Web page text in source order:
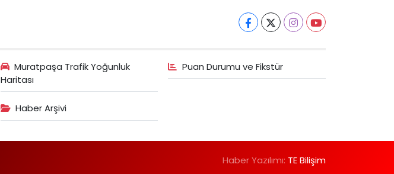
Muratpaşa Trafik Yoğunluk
Haritası
Puan Durumu ve Fikstür
Haber Arşivi
Haber Yazılımı: TE Bilişim